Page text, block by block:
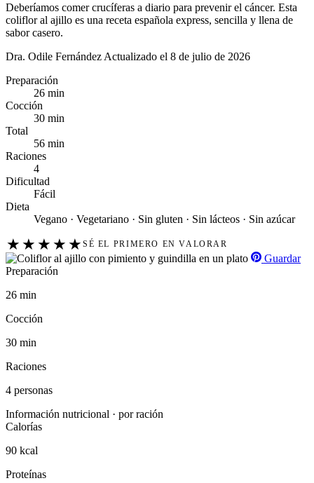
Deberíamos comer crucíferas a diario para prevenir el cáncer. Esta
coliflor al ajillo es una receta española express, sencilla y llena de
sabor casero.
Dra. Odile Fernández Actualizado el 8 de julio de 2026
Preparación
26 min
Cocción
30 min
Total
56 min
Raciones
4
Dificultad
Fácil
Dieta
Vegano · Vegetariano · Sin gluten · Sin lácteos · Sin azúcar
★ ★ ★ ★ ★ SÉ EL PRIMERO EN VALORAR
Guardar
Preparación
26 min
Cocción
30 min
Raciones
4 personas
Información nutricional · por ración
Calorías
90 kcal
Proteínas